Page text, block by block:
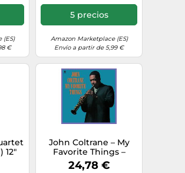
(ES)
€
5 precios
Amazon Marketplace (ES)
Envío a partir de 5,99 €
12"
John Coltrane – My
Favorite Things –
Vinilo – in-akustik
24,78 €